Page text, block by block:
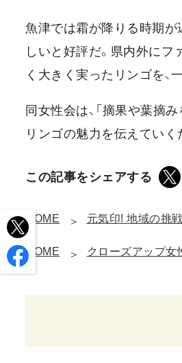
魚津では霜が降りる時期が
しいと好評だ。県内外にフ
く大きく実ったリンゴを、
同女性会は、「摘果や葉摘
リンゴの魅力を伝えていく
この記事をシェアする
HOME 元気印! 地域の挑戦
HOME クローズアップ女